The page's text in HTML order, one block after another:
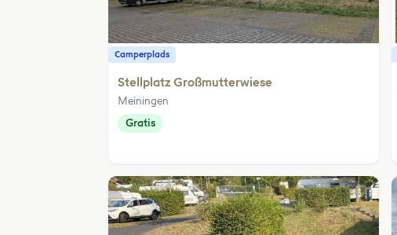
Camperplads
Stellplatz Großmutterwiese
Meiningen
Gratis